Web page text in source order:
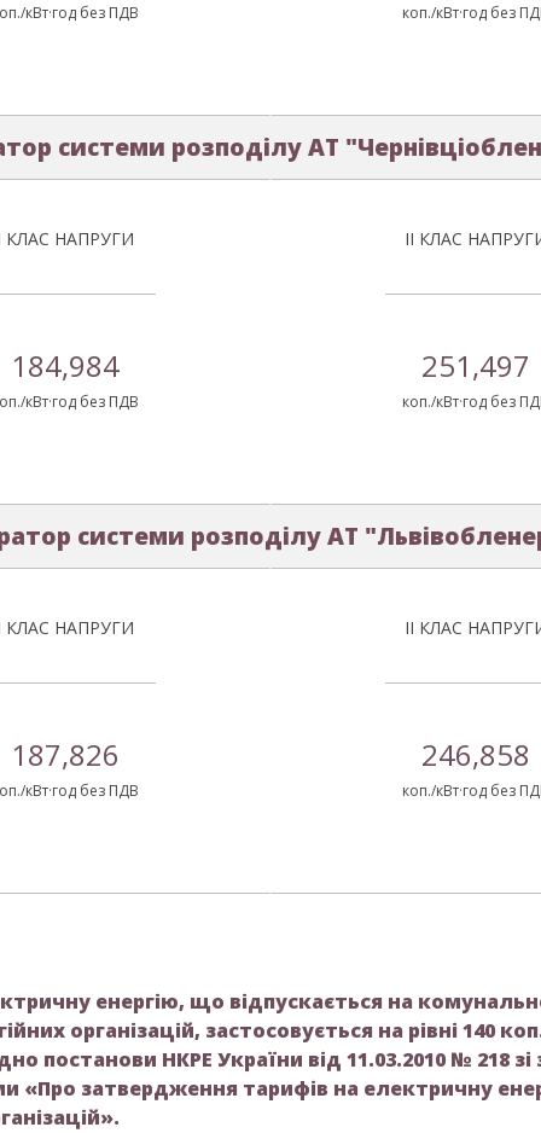
кВт·год без ПДВ коп./кВт·год без
системи розподілу АТ
КЛАС НАПРУГИ
184,984
кВт·год без ПДВ
ІІ КЛАС
251,497
коп./кВт·год без
системи розподілу АТ
КЛАС НАПРУГИ
187,826
кВт·год без ПДВ
ІІ КЛАС
246,858
коп./кВт·год без
енергію, що відпускається на
організацій, застосовується на рівні 140
постанови НКРЕ України від 11.03.2010 № 218 зі
«Про затвердження тарифів на електричну